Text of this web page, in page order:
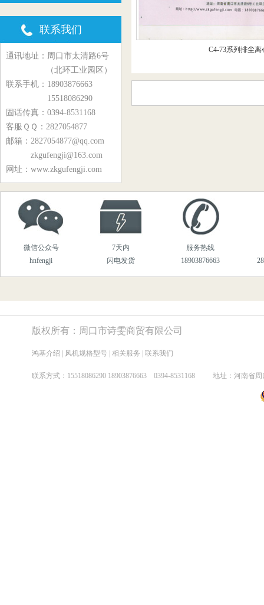
GY6-41系列锅炉风机
G6-45、G6-48系列锅炉风机
C6-48系列排尘离心风机
Y10-21、Y10-24型锅炉风机
Y8-39、Y9-38系列锅炉风机
9-19、9-26系列离心风机
M7-29、M9-26系列煤粉风机
YG6-11.5C系列锅炉风机
MQS5-54系列物料输送风机
T301、T30系列轴流风机
T35、BT35系列轴流风机
DZ风机系列
高温风机系列
煤气增压系列风机
038劳研喷雾风机系列
联系我们
通讯地址：周口市太清路6号
（北环工业园区）
联系手机：18903876663
15518086290
固话传真：0394-8531168
客服ＱＱ：2827054877
邮箱：2827054877@qq.com
zkgufengji@163.com
网址：www.zkgufengji.com
C4-73系列排尘离
微信公众号
hnfengji
7天内
闪电发货
服务热线
18903876663
版权所有：周口市诗雯商贸有限公司
鸿基介绍 风机规格型号 相关服务 联系我们
联系方式： 15518086290 18903876663 0394-8531168 地